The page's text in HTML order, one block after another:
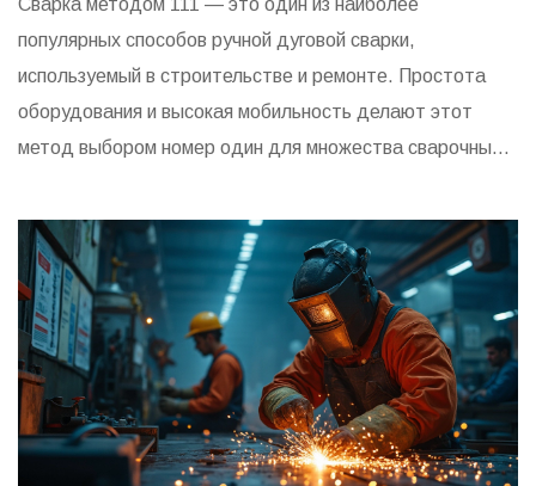
популярных способов ручной дуговой сварки,
используемый в строительстве и ремонте. Простота
оборудования и высокая мобильность делают этот
метод выбором номер один для множества сварочных
позволяют работать в различных условиях, включая
сложные погодные условия. Сам процесс включает
использование плавящихся электродов. Понять
основные принципы и нюансы метода сварки 111 —
полезно как для профессионалов, так и для домашних
мастеров.